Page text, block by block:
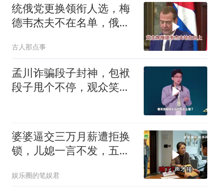
统俄党更换领衔人选，梅
德韦杰夫不在名单，俄政
古人那点事
孟川诈骗段子封神，包袱
段子甩个不停，观众笑到
婆婆逼交三万月薪遭拒换
锁，儿媳一言不发，五天
娱乐圈的笔娱君